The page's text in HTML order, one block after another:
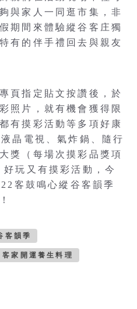
與家人一同逛市集，非
期間來體驗縱谷客庄獨
有的伴手禮回去與親友
頁指定貼文按讚後，於
照片，就有機會獲得限
有摸彩活動等多項好康
晶電視、氣炸鍋、隨行
獎（每場次摸彩品獎項
玩又有摸彩活動，今
客鼓鳴心縱谷客韻季
客韻季
客家開運養生料理